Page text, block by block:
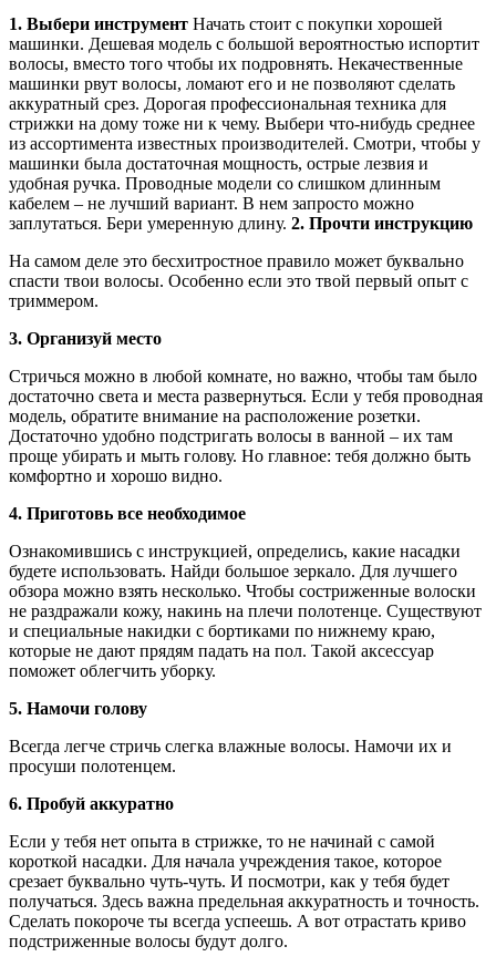
1. Выбери инструмент Начать стоит с покупки хорошей
машинки. Дешевая модель с большой вероятностью испортит
волосы, вместо того чтобы их подровнять. Некачественные
машинки рвут волосы, ломают его и не позволяют сделать
аккуратный срез. Дорогая профессиональная техника для
стрижки на дому тоже ни к чему. Выбери что-нибудь среднее
из ассортимента известных производителей. Смотри, чтобы у
машинки была достаточная мощность, острые лезвия и
удобная ручка. Проводные модели со слишком длинным
кабелем – не лучший вариант. В нем запросто можно
заплутаться. Бери умеренную длину. 2. Прочти инструкцию
На самом деле это бесхитростное правило может буквально
спасти твои волосы. Особенно если это твой первый опыт с
триммером.
3. Организуй место
Стричься можно в любой комнате, но важно, чтобы там было
достаточно света и места развернуться. Если у тебя проводная
модель, обратите внимание на расположение розетки.
Достаточно удобно подстригать волосы в ванной – их там
проще убирать и мыть голову. Но главное: тебя должно быть
комфортно и хорошо видно.
4. Приготовь все необходимое
Ознакомившись с инструкцией, определись, какие насадки
будете использовать. Найди большое зеркало. Для лучшего
обзора можно взять несколько. Чтобы состриженные волоски
не раздражали кожу, накинь на плечи полотенце. Существуют
и специальные накидки с бортиками по нижнему краю,
которые не дают прядям падать на пол. Такой аксессуар
поможет облегчить уборку.
5. Намочи голову
Всегда легче стричь слегка влажные волосы. Намочи их и
просуши полотенцем.
6. Пробуй аккуратно
Если у тебя нет опыта в стрижке, то не начинай с самой
короткой насадки. Для начала учреждения такое, которое
срезает буквально чуть-чуть. И посмотри, как у тебя будет
получаться. Здесь важна предельная аккуратность и точность.
Сделать покороче ты всегда успеешь. А вот отрастать криво
подстриженные волосы будут долго.